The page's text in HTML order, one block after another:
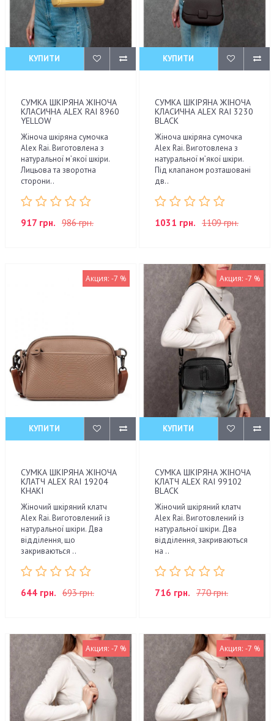
КУПИТИ
СУМКА ШКІРЯНА ЖІНОЧА
КЛАСИЧНА ALEX RAI 8960
YELLOW
Жіноча шкіряна сумочка
Alex Rai. Виготовлена з
натуральної м’якої шкіри.
Лицьова та зворотна
сторони..
917 грн. 986 грн.
КУПИТИ
СУМКА ШКІРЯНА ЖІНОЧА
КЛАСИЧНА ALEX RAI 3230
BLACK
Жіноча шкіряна сумочка
Alex Rai. Виготовлена з
натуральної м’якої шкіри.
Під клапаном розташовані
дв..
1031 грн. 1109 грн.
Акция: -7 %
КУПИТИ
СУМКА ШКІРЯНА ЖІНОЧА
КЛАТЧ ALEX RAI 19204
KHAKI
Жіночий шкіряний клатч
Alex Rai. Виготовлений із
натуральної шкіри. Два
відділення, що
закриваються ..
644 грн. 693 грн.
Акция: -7 %
КУПИТИ
СУМКА ШКІРЯНА ЖІНОЧА
КЛАТЧ ALEX RAI 99102
BLACK
Жіночий шкіряний клатч
Alex Rai. Виготовлений із
натуральної шкіри. Два
відділення, закриваються
на ..
716 грн. 770 грн.
Акция: -7 % Акция: -7 %